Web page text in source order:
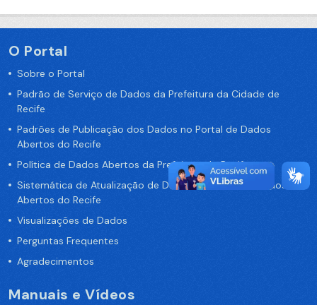
O Portal
Sobre o Portal
Padrão de Serviço de Dados da Prefeitura da Cidade de
Recife
Padrões de Publicação dos Dados no Portal de Dados
Abertos do Recife
Política de Dados Abertos da Prefeitura do Recife
Sistemática de Atualização de Dados do Portal de Dados
Abertos do Recife
Visualizações de Dados
Perguntas Frequentes
Agradecimentos
Manuais e Vídeos